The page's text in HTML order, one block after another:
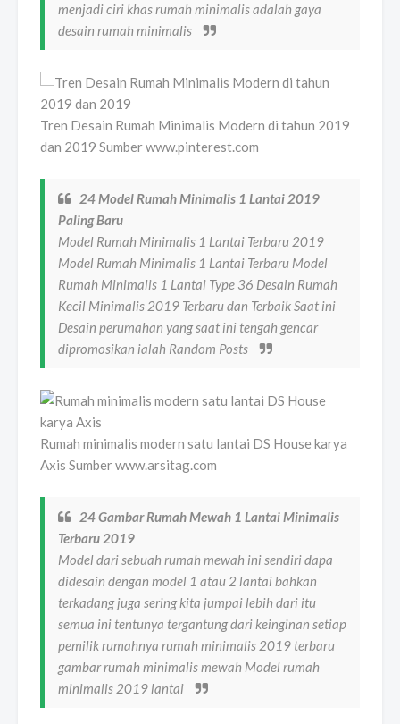
menjadi ciri khas rumah minimalis adalah gaya
desain rumah minimalis
Tren Desain Rumah Minimalis Modern di tahun 2019
dan 2019 Sumber www.pinterest.com
24 Model Rumah Minimalis 1 Lantai 2019
Paling Baru
Model Rumah Minimalis 1 Lantai Terbaru 2019
Model Rumah Minimalis 1 Lantai Terbaru Model
Rumah Minimalis 1 Lantai Type 36 Desain Rumah
Kecil Minimalis 2019 Terbaru dan Terbaik Saat ini
Desain perumahan yang saat ini tengah gencar
dipromosikan ialah Random Posts
Rumah minimalis modern satu lantai DS House karya
Axis Sumber www.arsitag.com
24 Gambar Rumah Mewah 1 Lantai Minimalis
Terbaru 2019
Model dari sebuah rumah mewah ini sendiri dapa
didesain dengan model 1 atau 2 lantai bahkan
terkadang juga sering kita jumpai lebih dari itu
semua ini tentunya tergantung dari keinginan setiap
pemilik rumahnya rumah minimalis 2019 terbaru
gambar rumah minimalis mewah Model rumah
minimalis 2019 lantai